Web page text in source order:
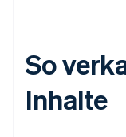
So
Inhalte